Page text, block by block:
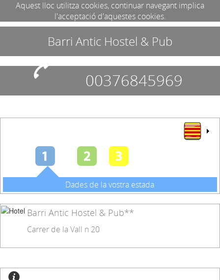
Aquest lloc utilitza cookies, continuar navegant implica
l'acceptació d'aquestes cookies.
Barri Antic Hostel & Pub
00376845969
Dades de la vostra estada
Barri Antic Hostel & Pub**
Carrer de la Vall n 20